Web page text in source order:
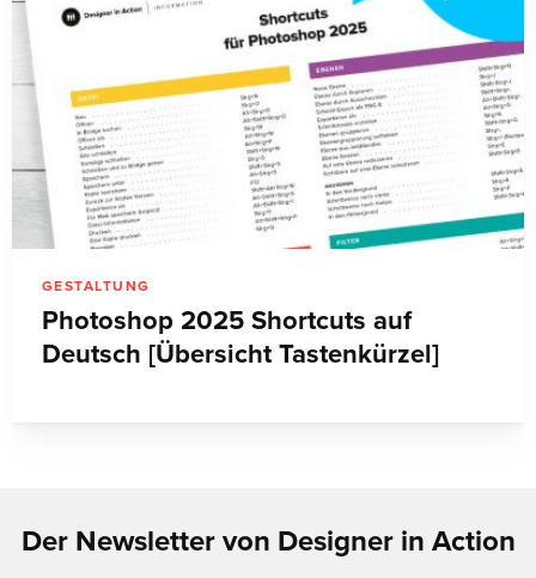
GESTALTUNG
Photoshop 2025 Shortcuts auf
Deutsch [Übersicht Tastenkürzel]
Der Newsletter von Designer in Action